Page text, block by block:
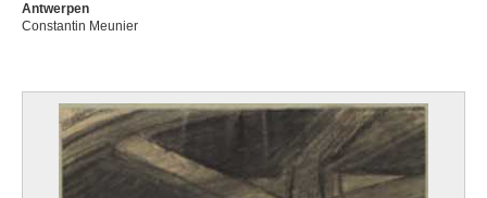
Antwerpen
Constantin Meunier